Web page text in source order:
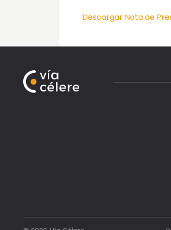
Descargar Nota de